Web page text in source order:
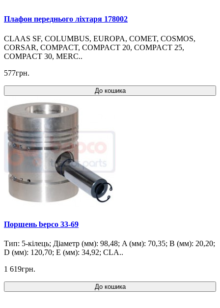
Плафон переднього ліхтаря 178002
CLAAS SF, COLUMBUS, EUROPA, COMET, COSMOS,
CORSAR, COMPACT, COMPACT 20, COMPACT 25,
COMPACT 30, MERC..
577грн.
До кошика
Поршень bepco 33-69
Тип: 5-кілець; Діаметр (мм): 98,48; A (мм): 70,35; B (мм): 20,20;
D (мм): 120,70; E (мм): 34,92; CLA..
1 619грн.
До кошика